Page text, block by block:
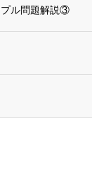
プル問題解説③